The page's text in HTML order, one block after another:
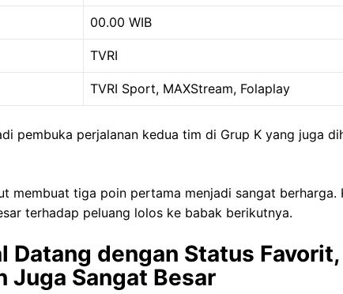
00.00 WIB
TVRI
TVRI Sport, MAXStream, Folaplay
pembuka perjalanan kedua tim di Grup K yang juga
membuat tiga poin pertama menjadi sangat berharga.
terhadap peluang lolos ke babak berikutnya.
Datang dengan Status Favorit,
Juga Sangat Besar